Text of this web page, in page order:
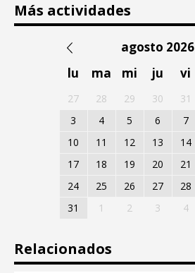
Más actividades
agosto 2026
lu
ma mi ju vi
27 28 29 30 31
3
4 5 6 7
10
11 12 13 14
17
18 19 20 21
24
25 26 27 28
31
1 2 3 4
Relacionados